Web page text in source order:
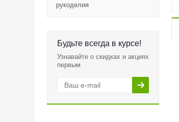
рукоделия
Будьте всегда в курсе!
Узнавайте о скидках и акциях
первым